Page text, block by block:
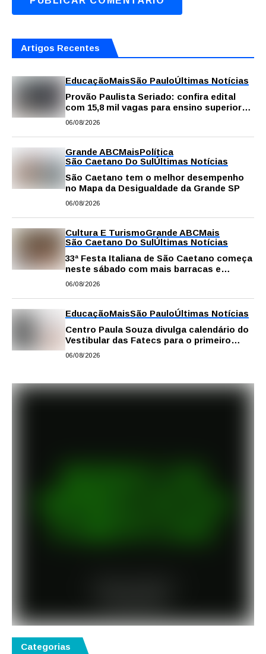
Artigos Recentes
EducaçãoMaisSão PauloÚltimas Notícias
Provão Paulista Seriado: confira edital
com 15,8 mil vagas para ensino superior
público
06/08/2026
Grande ABCMaisPolítica
São Caetano Do SulÚltimas Notícias
São Caetano tem o melhor desempenho
no Mapa da Desigualdade da Grande SP
06/08/2026
Cultura E TurismoGrande ABCMais
São Caetano Do SulÚltimas Notícias
33ª Festa Italiana de São Caetano começa
neste sábado com mais barracas e
novidades em decoração e atrações
06/08/2026
EducaçãoMaisSão PauloÚltimas Notícias
Centro Paula Souza divulga calendário do
Vestibular das Fatecs para o primeiro
semestre de 2027
06/08/2026
Categorias